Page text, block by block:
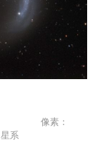
像素：
星系